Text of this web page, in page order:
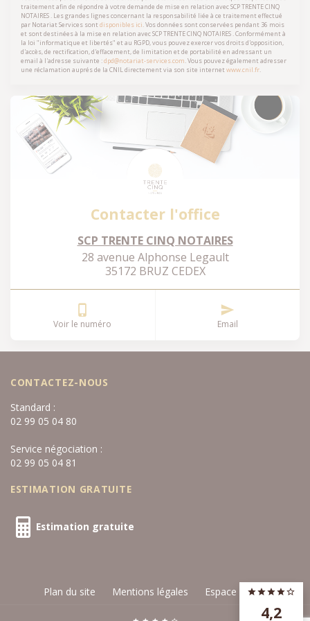
4,2
traitement afin de répondre à votre demande de mise en relation avecSCP TRENTE CINQ
NOTAIRES . Les grandes lignes concernant la responsabilité liée à ce traitement effectué
par Notariat Services sont disponibles ici. Vos données sont conservées pendant 36 mois
et sont destinées à la mise en relation avecSCP TRENTE CINQ NOTAIRES . Conformément à
la loi "informatique et libertés" et au RGPD, vous pouvez exercer vos droits d'opposition,
d'accès, de rectification, d'effacement, de limitation et de portabilité en adressant un
email à l'adresse suivante :dpd@notariat-services.com. Vous pouvez également adresser
une réclamation auprés de la CNIL directement via son site internet www.cnil.fr.
Contacter l'office
SCP TRENTE CINQ NOTAIRES
28 avenue Alphonse Legault
35172 BRUZ CEDEX
Voir le numéro Email
CONTACTEZ-NOUS
Standard :
02 99 05 04 80
Service négociation :
02 99 05 04 81
ESTIMATION GRATUITE
Estimation gratuite
Plan du site Mentions légales Espace privé